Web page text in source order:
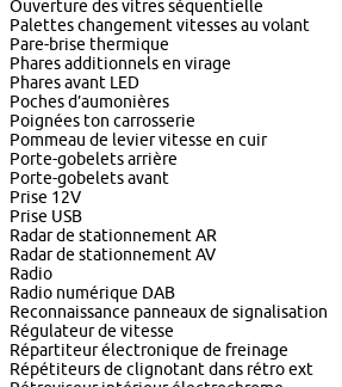
Ouverture des vitres séquentielle
Palettes changement vitesses au volant
Pare-brise thermique
Phares additionnels en virage
Phares avant LED
Poches d’aumonières
Poignées ton carrosserie
Pommeau de levier vitesse en cuir
Porte-gobelets arrière
Porte-gobelets avant
Prise 12V
Prise USB
Radar de stationnement AR
Radar de stationnement AV
Radio
Radio numérique DAB
Reconnaissance panneaux de signalisation
Régulateur de vitesse
Répartiteur électronique de freinage
Répétiteurs de clignotant dans rétro ext